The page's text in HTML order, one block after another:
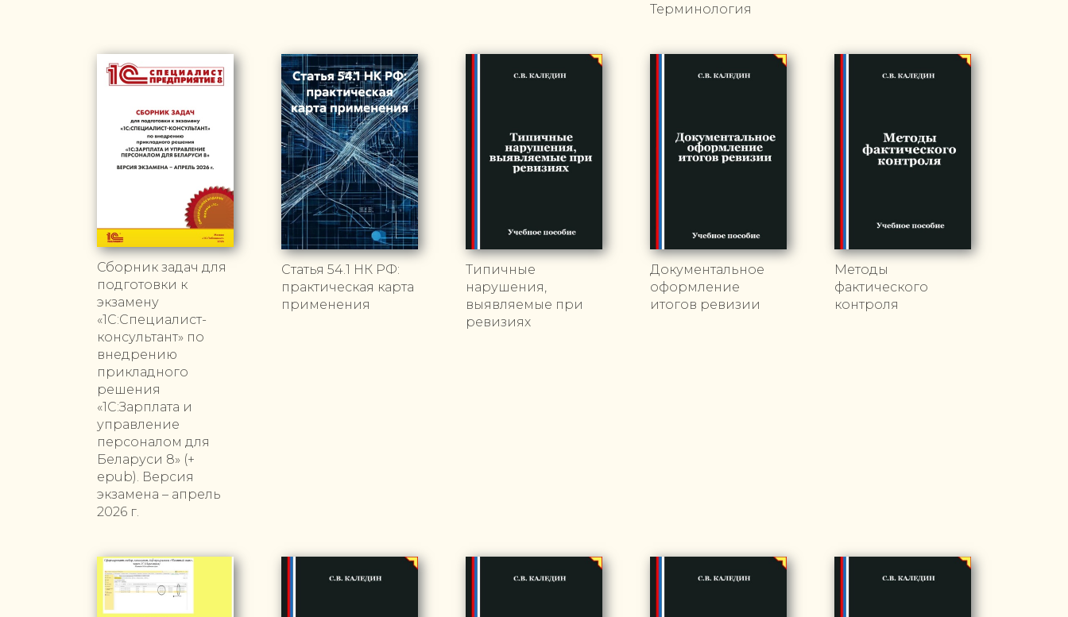
Терминология
Сборник задач для
подготовки к
экзамену
«1С:Специалист-
консультант» по
внедрению
прикладного
решения
«1С:Зарплата и
управление
персоналом для
Беларуси 8» (+
epub). Версия
экзамена – апрель
2026 г.
Статья 54.1 НК РФ:
практическая карта
применения
Типичные
нарушения,
выявляемые при
ревизиях
Документальное
оформление
итогов ревизии
Методы
фактического
контроля